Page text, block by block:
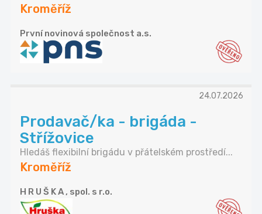
Kroměříž
První novinová společnost a.s.
24.07.2026
Prodavač/ka - brigáda -
Střížovice
Hledáš flexibilní brigádu v přátelském prostředí...
Kroměříž
H R U Š K A , spol. s r.o.